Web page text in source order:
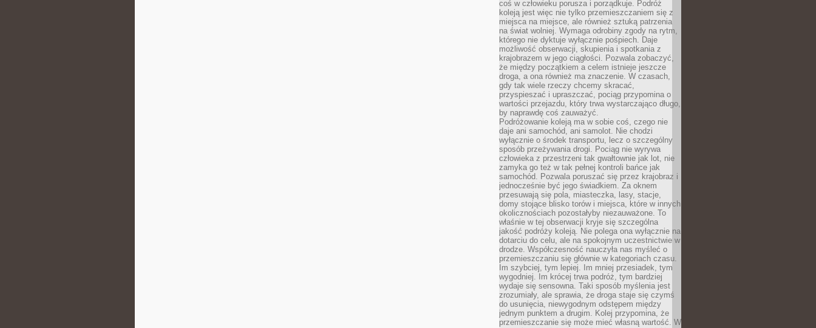
coś w człowieku porusza i porządkuje. Podróż
koleją jest więc nie tylko przemieszczaniem się z
miejsca na miejsce, ale również sztuką patrzenia
na świat wolniej. Wymaga odrobiny zgody na rytm,
którego nie dyktuje wyłącznie pośpiech. Daje
możliwość obserwacji, skupienia i spotkania z
krajobrazem w jego ciągłości. Pozwala zobaczyć,
że między początkiem a celem istnieje jeszcze
droga, a ona również ma znaczenie. W czasach,
gdy tak wiele rzeczy chcemy skracać,
przyspieszać i upraszczać, pociąg przypomina o
wartości przejazdu, który trwa wystarczająco długo,
by naprawdę coś zauważyć.
Podróżowanie koleją ma w sobie coś, czego nie
daje ani samochód, ani samolot. Nie chodzi
wyłącznie o środek transportu, lecz o szczególny
sposób przeżywania drogi. Pociąg nie wyrywa
człowieka z przestrzeni tak gwałtownie jak lot, nie
zamyka go też w tak pełnej kontroli bańce jak
samochód. Pozwala poruszać się przez krajobraz i
jednocześnie być jego świadkiem. Za oknem
przesuwają się pola, miasteczka, lasy, stacje,
domy stojące blisko torów i miejsca, które w innych
okolicznościach pozostałyby niezauważone. To
właśnie w tej obserwacji kryje się szczególna
jakość podróży koleją. Nie polega ona wyłącznie na
dotarciu do celu, ale na spokojnym uczestnictwie w
drodze. Współczesność nauczyła nas myśleć o
przemieszczaniu się głównie w kategoriach czasu.
Im szybciej, tym lepiej. Im mniej przesiadek, tym
wygodniej. Im krócej trwa podróż, tym bardziej
wydaje się sensowna. Taki sposób myślenia jest
zrozumiały, ale sprawia, że droga staje się czymś
do usunięcia, niewygodnym odstępem między
jednym punktem a drugim. Kolej przypomina, że
przemieszczanie się może mieć własną wartość. W